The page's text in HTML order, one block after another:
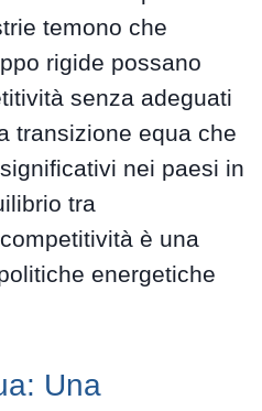
temono che
rigide possano
senza adeguati
transizione equa che
nei paesi in
tra
è una
energetiche
Una